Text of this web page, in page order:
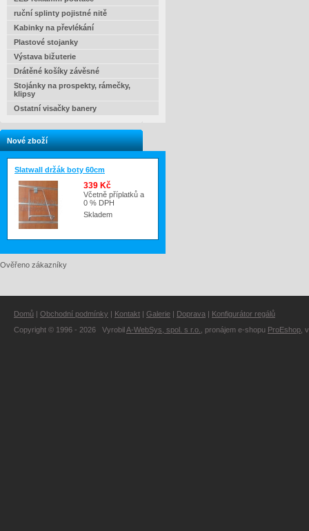
ruční splinty pojistné nitě
Kabinky na převlékání
Plastové stojanky
Výstava bižuterie
Drátěné košíky závěsné
Stojánky na prospekty, rámečky,
klipsy
Ostatní visačky banery
Nové zboží
Slatwall držák boty 60cm
339 Kč
Včetně příplatků a
0 % DPH
Skladem
Ověřeno zákazníky
Domů | Obchodní podmínky | Kontakt | Galerie | Doprava | Konfigurátor regálů
Copyright © 1996 - 2026 VyrobilA-WebSys, spol. s r.o. , pronájem e-shopu ProEshop ,